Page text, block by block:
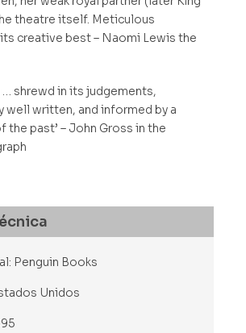
theatre itself. Meticulous
creative best – Naomi Lewis the
shrewd in its judgements,
well written, and informed by a
the past’ – John Gross in the
Penguin Books
Unidos